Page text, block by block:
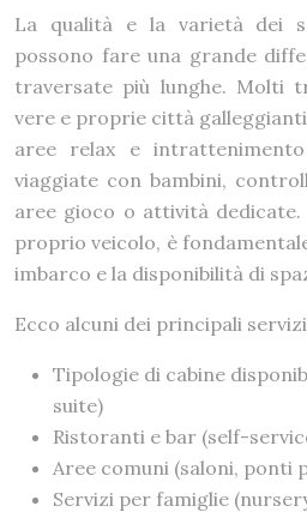
La qualità e la varietà dei
possono fare una grande
traversate più lunghe. Molti
vere e proprie città
aree relax e
viaggiate con bambini,
aree gioco o attività
proprio veicolo, è
imbarco e la disponibilità di
Ecco alcuni dei principali
Tipologie di cabine
suite)
Ristoranti e bar (self-
Aree comuni (saloni, ponti
Servizi per famiglie